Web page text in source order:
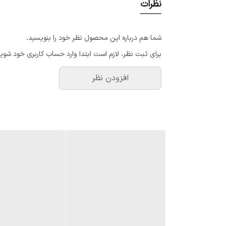
بند گندمی راحت و سبک، استفاده طولانی بدون اذیت
✔ مناسب هدیه و استفاده روزانه
ارسال سریع و بسته‌بندی مطمئن
نظرات
شما هم درباره این محصول نظر خود را بنویسید.
برای ثبت نظر، لازم است ابتدا وارد حساب کاربری خود
افزودن نظر